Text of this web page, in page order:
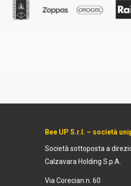
Bee UP S.r.l. – società
Società sottoposta a
Calzavara Holding S.p.A.
Via Corecian n. 60